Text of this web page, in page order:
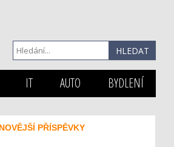
IT AUTO BYDLENÍ
PŘÍSPĚVKY